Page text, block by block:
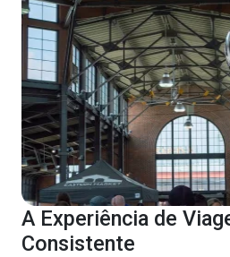
A Experiência de
Consistente